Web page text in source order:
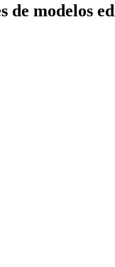
de modelos